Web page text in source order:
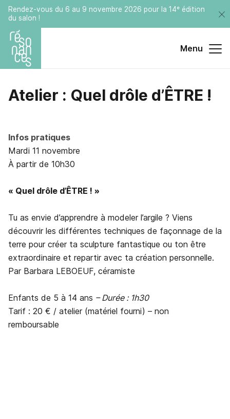
Rendez-vous du 6 au 9 novembre 2026 pour la 14ᵉ édition
du salon !
Menu
Atelier : Quel drôle d’ÊTRE !
Infos pratiques
Mardi 11 novembre
À partir de 10h30
« Quel drôle d’ÊTRE ! »
Tu as envie d’apprendre à modeler l’argile ? Viens
découvrir les différentes techniques de façonnage de la
terre pour créer ta sculpture fantastique ou ton être
extraordinaire et repartir avec ta création personnelle.
Par Barbara LEBOEUF, céramiste
Enfants de 5 à 14 ans – Durée : 1h30
Tarif : 20 € / atelier (matériel fourni) – non
remboursable